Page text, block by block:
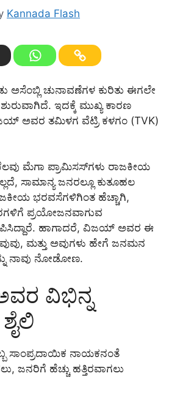
Kannada Flash
ಅಸೆಂಬ್ಲಿ ಚುನಾವಣೆಗಳ ಕುರಿತು ಈಗಲೇ
ಇದಕ್ಕೆ ಮುಖ್ಯ ಕಾರಣ
ಅವರ ತಮಿಳಗ ವೆಟ್ರಿ ಕಳಗಂ (TVK)
ಮೆಗಾ ಪ್ರಾಮಿಸಸ್‌ಗಳು ರಾಜಕೀಯ
ಸಾಮಾನ್ಯ ಜನರಲ್ಲೂ ಕುತೂಹಲ
ಭರವಸೆಗಳಿಗಿಂತ ಹೆಚ್ಚಾಗಿ,
ಪ್ರಯೋಜನವಾಗುವ
ಹಾಗಾದರೆ, ವಿಜಯ್ ಅವರ ಈ
ಮತ್ತು ಅವುಗಳು ಹೇಗೆ ಜನಮನ
ನಾವು ನೋಡೋಣ.
ವಿಭಿನ್ನ
ಸಾಂಪ್ರದಾಯಿಕ ನಾಯಕನಂತೆ
ಜನರಿಗೆ ಹೆಚ್ಚು ಹತ್ತಿರವಾಗಲು